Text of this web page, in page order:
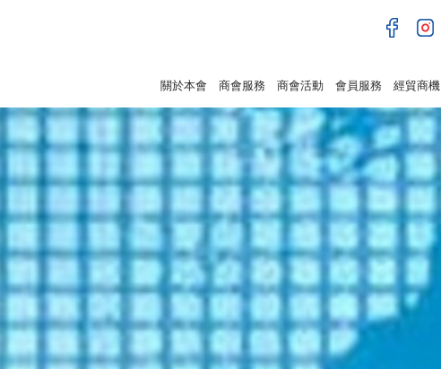
關於本會 商會服務 商會活動 會員服務 經貿商機